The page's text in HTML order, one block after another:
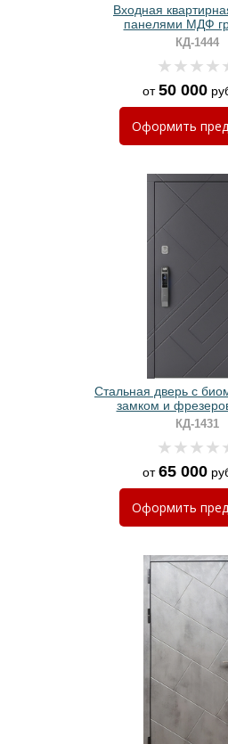
Входная
панелями МДФ
вертикальнойКД-1444
от50 000
Оформить
Стальная дверь с
замком и
плитами МДФ
КД-1431
от65 000
Оформить